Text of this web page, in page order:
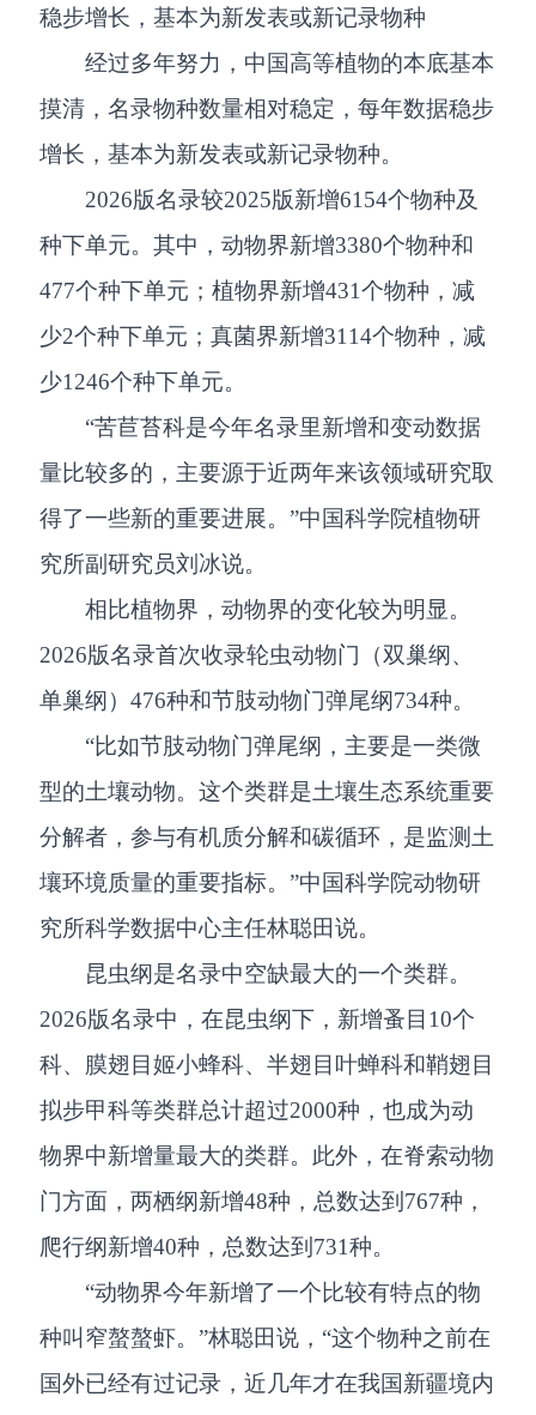
稳步增长，基本为新发表或新记录物种
经过多年努力，中国高等植物的本底基本
摸清，名录物种数量相对稳定，每年数据稳步
增长，基本为新发表或新记录物种。
2026版名录较2025版新增6154个物种及
种下单元。其中，动物界新增3380个物种和
477个种下单元；植物界新增431个物种，减
少2个种下单元；真菌界新增3114个物种，减
少1246个种下单元。
“苦苣苔科是今年名录里新增和变动数据
量比较多的，主要源于近两年来该领域研究取
得了一些新的重要进展。”中国科学院植物研
究所副研究员刘冰说。
相比植物界，动物界的变化较为明显。
2026版名录首次收录轮虫动物门（双巢纲、
单巢纲）476种和节肢动物门弹尾纲734种。
“比如节肢动物门弹尾纲，主要是一类微
型的土壤动物。这个类群是土壤生态系统重要
分解者，参与有机质分解和碳循环，是监测土
壤环境质量的重要指标。”中国科学院动物研
究所科学数据中心主任林聪田说。
昆虫纲是名录中空缺最大的一个类群。
2026版名录中，在昆虫纲下，新增蚤目10个
科、膜翅目姬小蜂科、半翅目叶蝉科和鞘翅目
拟步甲科等类群总计超过2000种，也成为动
物界中新增量最大的类群。此外，在脊索动物
门方面，两栖纲新增48种，总数达到767种，
爬行纲新增40种，总数达到731种。
“动物界今年新增了一个比较有特点的物
种叫窄螯螯虾。”林聪田说，“这个物种之前在
国外已经有过记录，近几年才在我国新疆境内